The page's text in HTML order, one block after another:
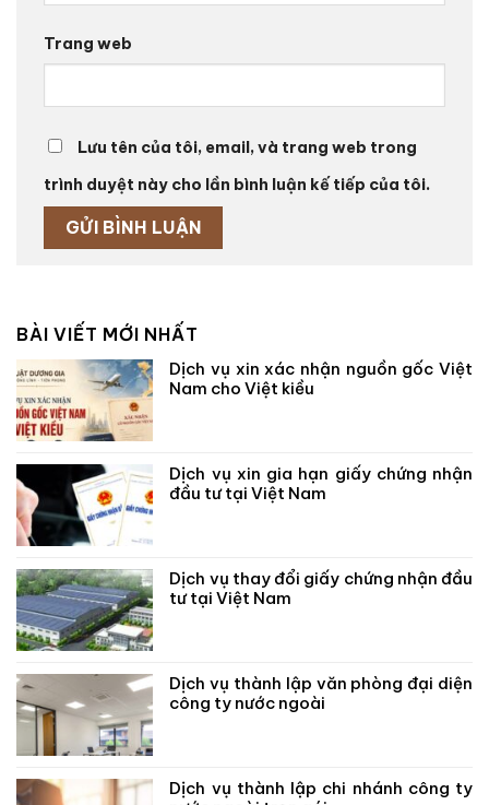
Trang web
Lưu tên của tôi, email, và trang web trong
trình duyệt này cho lần bình luận kế tiếp của tôi.
BÀI VIẾT MỚI NHẤT
Dịch vụ xin xác nhận nguồn gốc Việt
Nam cho Việt kiều
Dịch vụ xin gia hạn giấy chứng nhận
đầu tư tại Việt Nam
Dịch vụ thay đổi giấy chứng nhận đầu
tư tại Việt Nam
Dịch vụ thành lập văn phòng đại diện
công ty nước ngoài
Dịch vụ thành lập chi nhánh công ty